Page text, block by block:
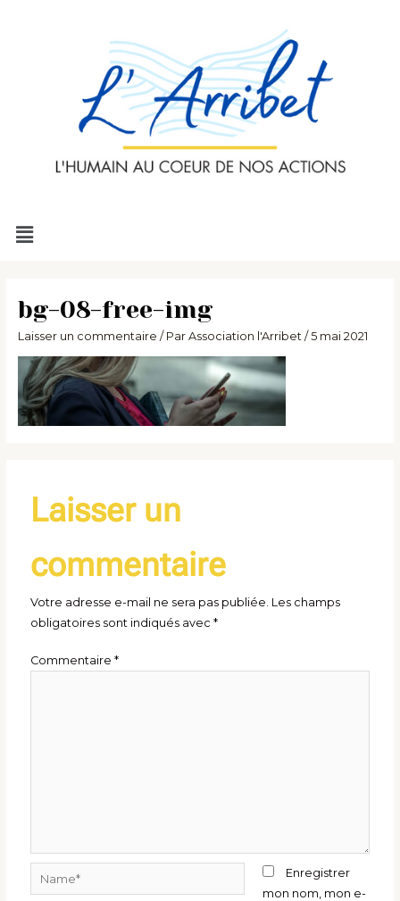
Menu
bg-08-free-img
Laisser un commentaire / Par Association l'Arribet / 5 mai 2021
Laisser un
commentaire
Votre adresse e-mail ne sera pas publiée. Les champs
obligatoires sont indiqués avec*
Commentaire*
Enregistrer
mon nom, mon e-